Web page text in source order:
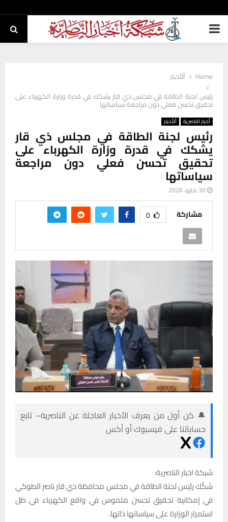
PRIMARY
Home
ألأخبار
رئيس لجنة الطاقة في مجلس ذي قار يشكك في قدرة وزارة الكهرباء على
تحقيق تحسن فعلي دون مراجعة سياساتها
أخبار الناصرية ألأخبار
رئيس لجنة الطاقة في مجلس ذي قار
يشكك في قدرة وزارة الكهرباء على
تحقيق تحسن فعلي دون مراجعة
سياساتها
30 مايو، 2026
مشاركة 0
🔔 كن أول من يعرف الأخبار العاجلة عن الناصرية– تابع
حساباتنا على فيسبوك أو أكس
شبكة اخبار الناصرية:
شكّك رئيس لجنة الطاقة في مجلس محافظة ذي قار ناصر الطوكي
في إمكانية تحقيق تحسن ملموس في واقع الكهرباء في ظل
استمرار الوزارة على سياساتها ذاتها.